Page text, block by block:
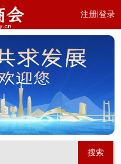
注册 登录
搜索